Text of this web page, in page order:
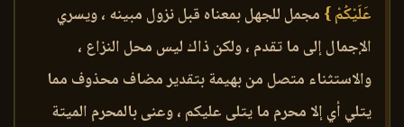
عَلَيْكُمْ } مجمل للجهل بمعناه قبل نزول مبينه ، ويسري
الإجمال إلى ما تقدم ، ولكن ذاك ليس محل النزاع ،
والاستثناء متصل من بهيمة بتقدير مضاف محذوف مما
يتلي أي إلا محرم ما يتلى عليكم ، وعنى بالمحرم الميتة